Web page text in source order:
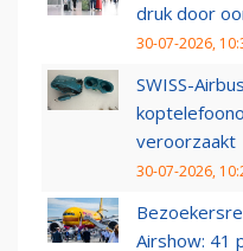
druk door
30-07-2026,
SWISS-
veroorzaakt
30-07-2026,
Airshow: 41